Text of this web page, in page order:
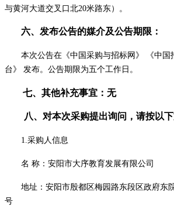
与黄河大道交叉口北20米路东）。
六、发布公告的媒介及公告期限：
本次公告在《中国采购与招标网》
《中国
台》
发布。公告期限为五个工作日。
七、其他补充事宜： 无
八、对本次采购提出询问，请按以下
1.采购人信息
名 称： 安阳市大序教育发展有限公司
地址：安阳市殷都区梅园路东段区政府东
号